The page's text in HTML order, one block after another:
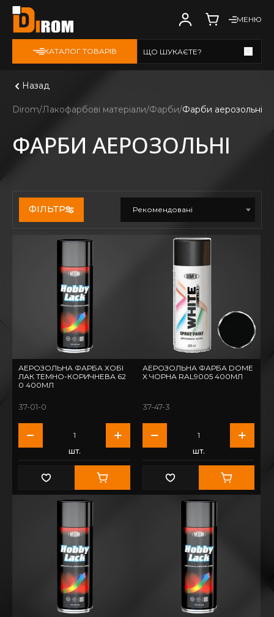
МЕНЮ
КАТАЛОГ ТОВАРІВ ЩО ШУКАЄТЕ?
Назад
Dirom Лакофарбові матеріали Фарби Фарби аерозольні
ФАРБИ АЕРОЗОЛЬНІ
ФІЛЬТР Рекомендовані
АЕРОЗОЛЬНА ФАРБА ХОБІ
ЛАК ТЕМНО-КОРИЧНЕВА 62
0 400МЛ
37-01-0
шт.
АЕРОЗОЛЬНА ФАРБА DOME
X ЧОРНА RAL9005 400МЛ
37-47-3
шт.